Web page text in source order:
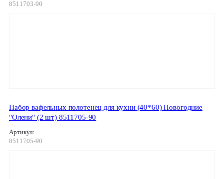
8511703-90
Набор вафельных полотенец для кухни (40*60) Новогодние
"Олени" (2 шт) 8511705-90
Артикул:
8511705-90